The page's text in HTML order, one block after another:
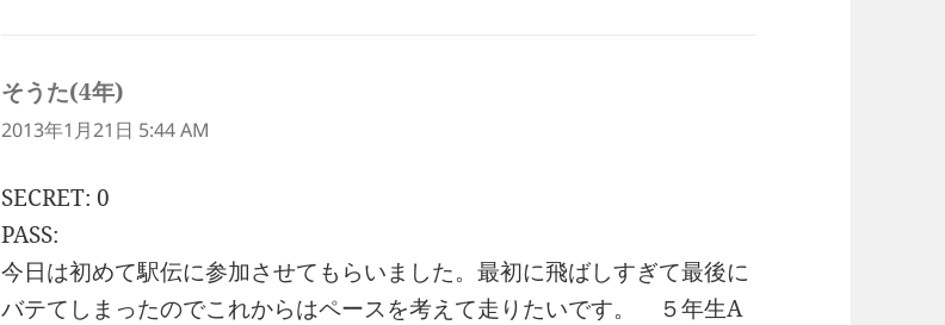
そうた(4年)
り:
2013年1月21日 5:44 AM
SECRET: 0
PASS:
今日は初めて駅伝に参加させてもらいました。最初に飛ばしすぎて最後に
バテてしまったのでこれからはペースを考えて走りたいです。 ５年生A